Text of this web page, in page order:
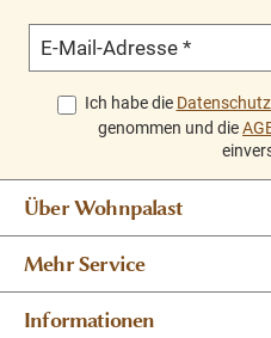
E-Mail-Adresse *
Ich habe die
genommen und die
Über Wohnpalast
Mehr Service
Informationen